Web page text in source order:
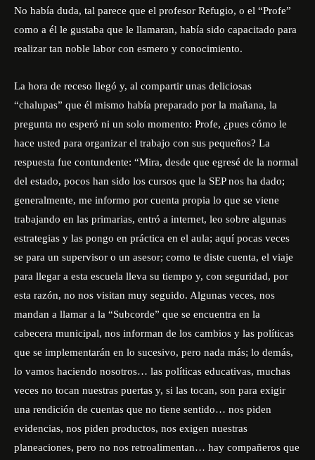
No había duda, tal parece que el profesor Refugio, o el “Profe”
como a él le gustaba que le llamaran, había sido capacitado para
realizar tan noble labor con esmero y conocimiento.
La hora de receso llegó y, al compartir unas deliciosas
“chalupas” que él mismo había preparado por la mañana, la
pregunta no esperó ni un solo momento: Profe, ¿pues cómo le
hace usted para organizar el trabajo con sus pequeños? La
respuesta fue contundente: “Mira, desde que egresé de la normal
del estado, pocos han sido los cursos que la SEP nos ha dado;
generalmente, me informo por cuenta propia lo que se viene
trabajando en las primarias, entró a internet, leo sobre algunas
estrategias y las pongo en práctica en el aula; aquí pocas veces
se para un supervisor o un asesor; como te diste cuenta, el viaje
para llegar a esta escuela lleva su tiempo y, con seguridad, por
esta razón, no nos visitan muy seguido. Algunas veces, nos
mandan a llamar a la “Subcorde” que se encuentra en la
cabecera municipal, nos informan de los cambios y las políticas
que se implementarán en lo sucesivo, pero nada más; lo demás,
lo vamos haciendo nosotros… las políticas educativas, muchas
veces no tocan nuestras puertas y, si las tocan, son para exigir
una rendición de cuentas que no tiene sentido… nos piden
evidencias, nos piden productos, nos exigen nuestras
planeaciones, pero no nos retroalimentan… hay compañeros que